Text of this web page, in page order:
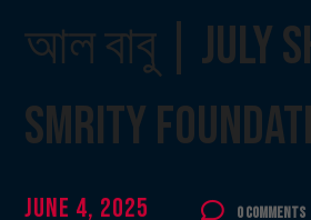
আল বাবু | July
Smrity
June 4, 2025 0 Comments